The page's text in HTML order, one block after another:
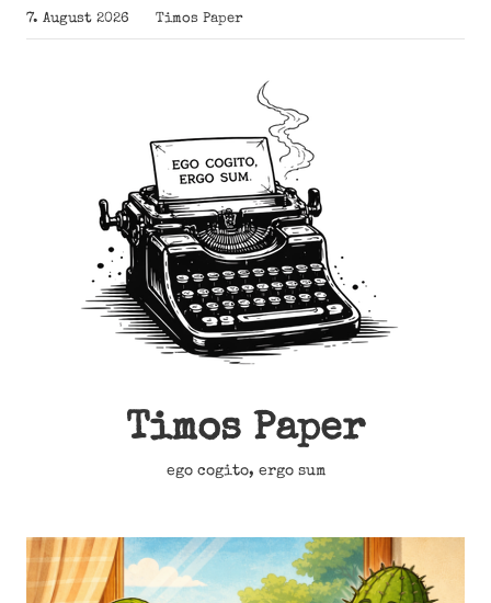
Zum
Inhalt
7. August 2026 Timos Paper
Timos Paper
ego cogito, ergo sum